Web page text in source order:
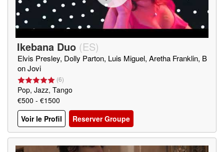
Ikebana Duo (ES)
Elvis Presley, Dolly Parton, Luis Miguel, Aretha Franklin, B
on Jovi
(6)
Pop, Jazz, Tango
€500 - €1500
Voir le Profil
Reserver Groupe